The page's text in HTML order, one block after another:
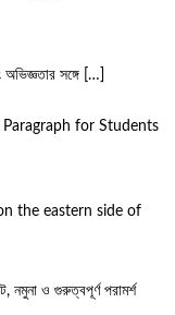
সঙ্গে […]
Paragraph for Students
the eastern side of
নমুনা ও গুরুত্বপূর্ণ পরামর্শ